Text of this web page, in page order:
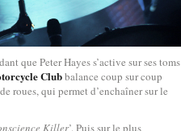
que Peter Hayes s’active sur ses toms
Clubbalance coup sur coup
roues, qui permet d’enchaîner sur le
Killer’. Puis sur le plus